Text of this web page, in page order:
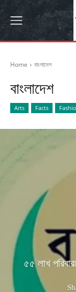
Home বাংলাদেশ
বাংলাদেশ
Arts Facts
৫৫ লাখ